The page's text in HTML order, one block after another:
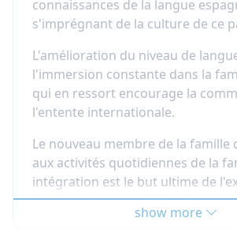
connaissances de la langue
s'imprégnant de la culture de ce
L'amélioration du niveau de
l'immersion constante dans la
qui en ressort encourage la
l'entente internationale.
Le nouveau membre de la
aux activités quotidiennes de la
intégration est le but ultime de
familles n'ont pas l'obligation
activités, ni des visites ou des
show more